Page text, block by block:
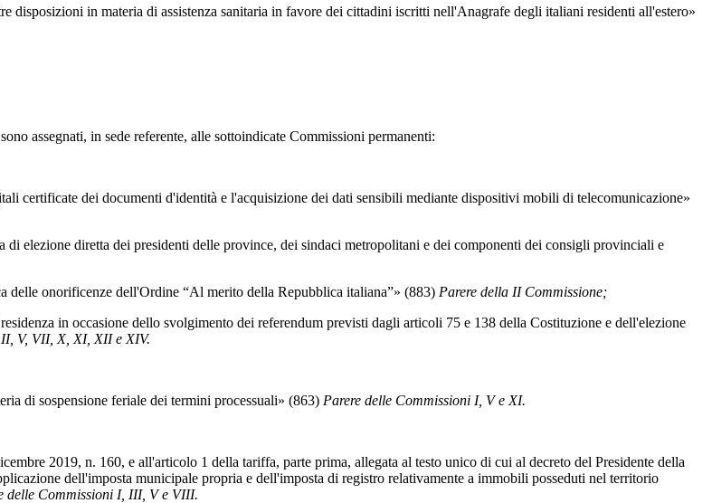
in materia di assistenza sanitaria in favore dei cittadini iscritti nell'Anagrafe degli italiani residenti all'estero»
assegnati, in sede referente, alle sottoindicate Commissioni permanenti:
dei documenti d'identità e l'acquisizione dei dati sensibili mediante dispositivi mobili di telecomunicazione»
diretta dei presidenti delle province, dei sindaci metropolitani e dei componenti dei consigli provinciali e
onorificenze dell'Ordine “Al merito della Repubblica italiana”» (883) Parere della II Commissione;
in occasione dello svolgimento dei referendum previsti dagli articoli 75 e 138 della Costituzione e dell'elezione
V, VII, X, XI, XII e XIV.
di sospensione feriale dei termini processuali» (863) Parere delle Commissioni I, V e XI.
2019, n. 160, e all'articolo 1 della tariffa, parte prima, allegata al testo unico di cui al decreto del Presidente della
dell'imposta municipale propria e dell'imposta di registro relativamente a immobili posseduti nel territorio
delle Commissioni I, III, V e VIII.